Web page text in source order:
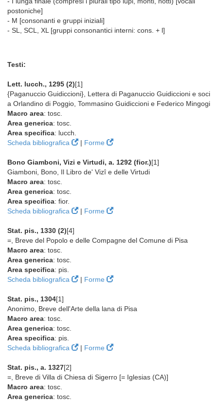
postoniche]
- M [consonanti e gruppi iniziali]
- SL, SCL, XL [gruppi consonantici interni: cons. + l]
Testi:
Lett. lucch., 1295 (2)[1]
{Paganuccio Guidiccioni}, Lettera di Paganuccio Guidiccioni e soci
a Orlandino di Poggio, Tommasino Guidiccioni e Federico Mingogi
Macro area: tosc.
Area generica: tosc.
Area specifica: lucch.
Scheda bibliografica
| Forme
Bono Giamboni, Vizi e Virtudi, a. 1292 (fior.)[1]
Giamboni, Bono, Il Libro de' Vizî e delle Virtudi
Macro area: tosc.
Area generica: tosc.
Area specifica: fior.
Scheda bibliografica
| Forme
Stat. pis., 1330 (2)[4]
=, Breve del Popolo e delle Compagne del Comune di Pisa
Macro area: tosc.
Area generica: tosc.
Area specifica: pis.
Scheda bibliografica
| Forme
Stat. pis., 1304[1]
Anonimo, Breve dell'Arte della lana di Pisa
Macro area: tosc.
Area generica: tosc.
Area specifica: pis.
Scheda bibliografica
| Forme
Stat. pis., a. 1327[2]
=, Breve di Villa di Chiesa di Sigerro [= Iglesias (CA)]
Macro area: tosc.
Area generica: tosc.